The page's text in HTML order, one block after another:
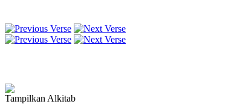
Tampilkan Alkitab